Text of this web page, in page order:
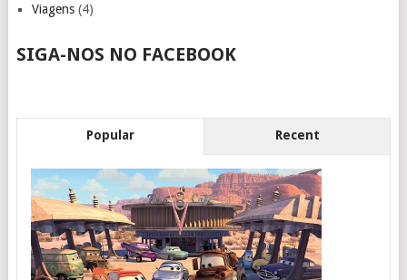
Viagens(4)
SIGA-NOS NO FACEBOOK
Popular Recent